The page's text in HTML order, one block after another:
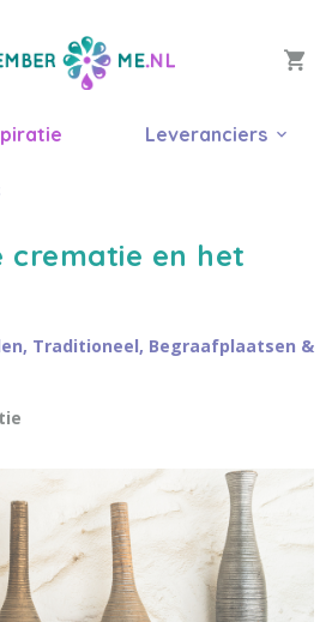
Leveranciers
crematie en het
, Traditioneel, Begraafplaatsen &